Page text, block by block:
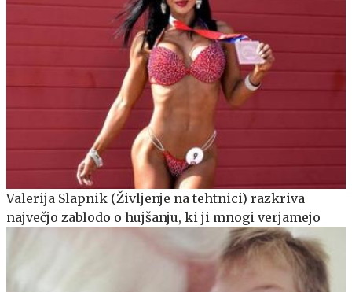
Valerija Slapnik (Življenje na tehtnici) razkriva
največjo zablodo o hujšanju, ki ji mnogi verjamejo